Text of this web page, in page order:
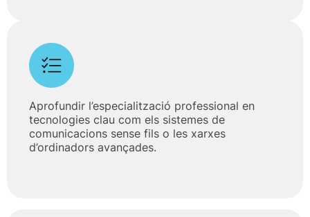
Aprofundir l’especialització professional en
tecnologies clau com els sistemes de
comunicacions sense fils o les xarxes
d’ordinadors avançades.